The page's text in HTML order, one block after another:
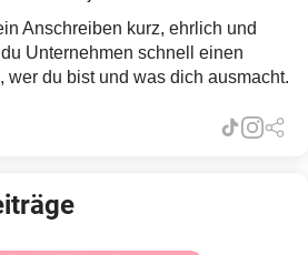
Anschreiben kurz, ehrlich und
Unternehmen schnell einen
wer du bist und was dich ausmacht.